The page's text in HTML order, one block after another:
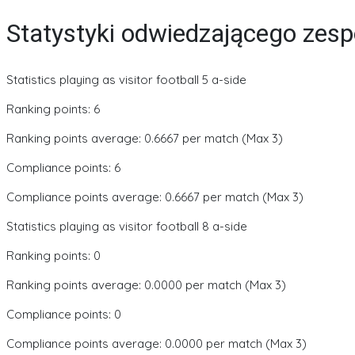
Statystyki odwiedzającego
Statistics playing as visitor football 5 a-side
Ranking points: 6
Ranking points average: 0.6667 per match (Max 3)
Compliance points: 6
Compliance points average: 0.6667 per match (Max 3)
Statistics playing as visitor football 8 a-side
Ranking points: 0
Ranking points average: 0.0000 per match (Max 3)
Compliance points: 0
Compliance points average: 0.0000 per match (Max 3)